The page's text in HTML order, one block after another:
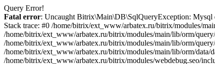
Query Error!
Fatal error: Uncaught Bitrix\Main\DB\SqlQueryException: Mysql
Stack trace: #0 /home/bitrix/ext_www/arbatex.ru/bitrix/modules/
/home/bitrix/ext_www/arbatex.ru/bitrix/modules/main/lib/orm/
/home/bitrix/ext_www/arbatex.ru/bitrix/modules/main/lib/orm/
/home/bitrix/ext_www/arbatex.ru/bitrix/modules/main/lib/orm/
/home/bitrix/ext_www/arbatex.ru/bitrix/modules/webdebug.seo/